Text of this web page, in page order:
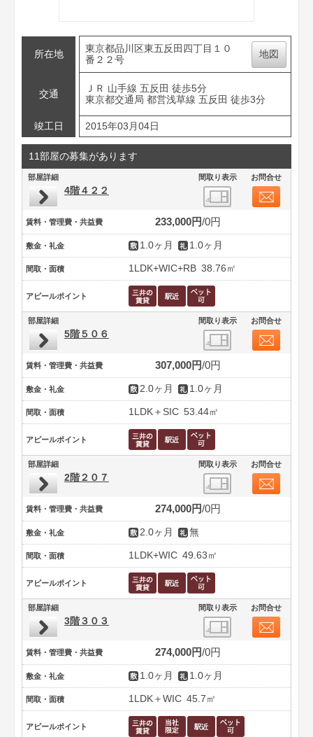
所在地
東京都品川区東五反田四丁目１０
番２２号
地図
交通
ＪＲ 山手線 五反田 徒歩5分
東京都交通局 都営浅草線 五反田 徒歩3分
竣工日 2015年03月04日
11部屋の募集があります
部屋詳細 間取り表示 お問合せ
4階４２２
賃料・管理費・共益費 233,000円 0円
敷金・礼金 1.0ヶ月 1.0ヶ月
間取・面積 1LDK+WIC+RB 38.76㎡
アピールポイント
部屋詳細 間取り表示 お問合せ
5階５０６
賃料・管理費・共益費 307,000円 0円
敷金・礼金 2.0ヶ月 1.0ヶ月
間取・面積 1LDK＋SIC 53.44㎡
アピールポイント
部屋詳細 間取り表示 お問合せ
2階２０７
賃料・管理費・共益費 274,000円 0円
敷金・礼金 2.0ヶ月 無
間取・面積 1LDK+WIC 49.63㎡
アピールポイント
部屋詳細 間取り表示 お問合せ
3階３０３
賃料・管理費・共益費 274,000円 0円
敷金・礼金 1.0ヶ月 1.0ヶ月
間取・面積 1LDK＋WIC 45.7㎡
アピールポイント